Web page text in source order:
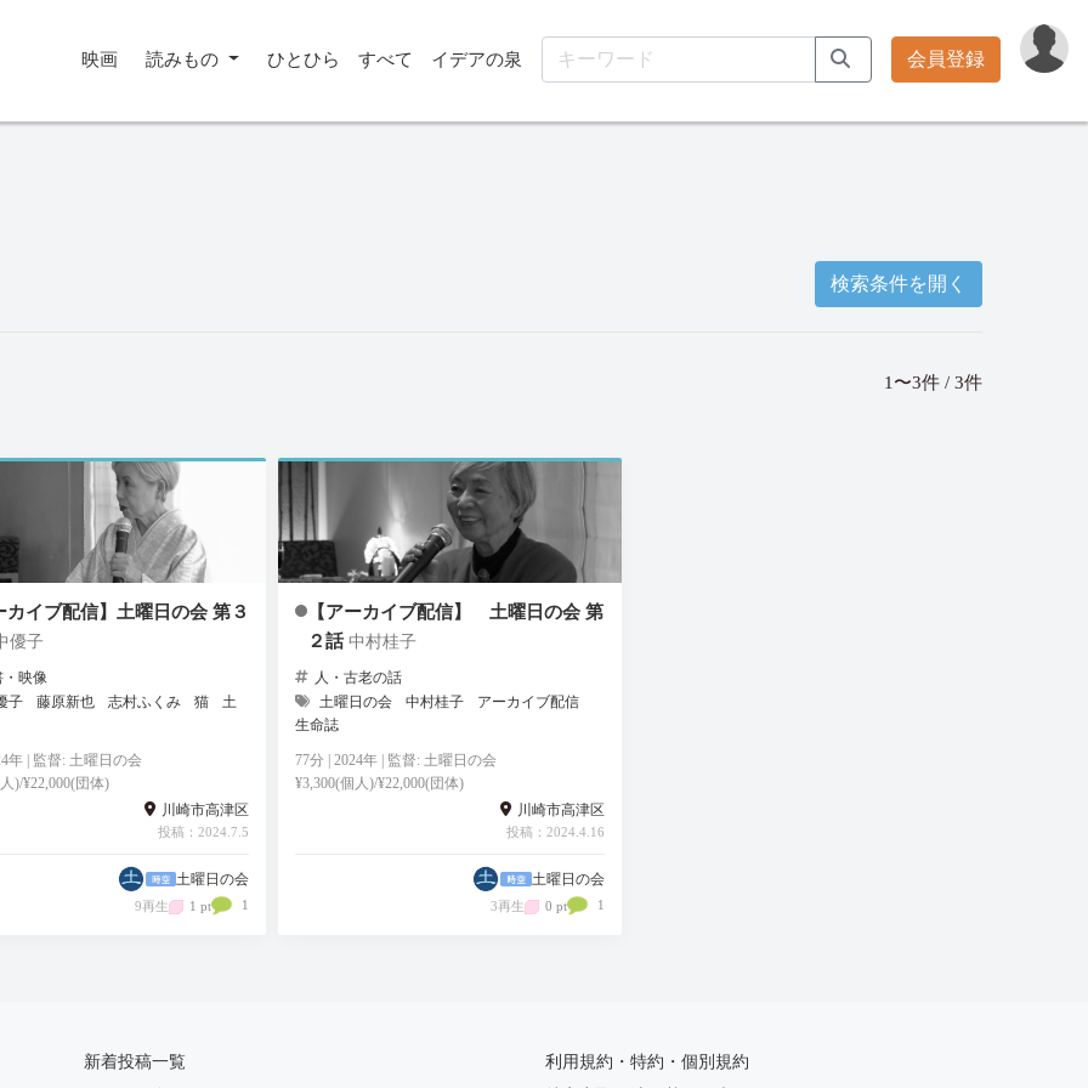
映画 読みもの ひとひら すべて イデアの泉 会員登録
検索条件を開く
1〜3件 / 3件
カイブ配信】土曜日の会 第３
優子
映像
子
藤原新也 志村ふくみ 猫 土
年 | 監督: 土曜日の会
)/¥22,000(団体)
川崎市高津区
投稿：2024.7.5
土曜日の会
9再生 1 pt 1
【アーカイブ配信】 土曜日の会 第
２話 中村桂子
人・古老の話
土曜日の会
中村桂子
アーカイブ配信
生命誌
77分 | 2024年 | 監督: 土曜日の会
¥3,300(個人)/¥22,000(団体)
川崎市高津区
投稿：2024.4.16
土曜日の会
3再生 0 pt 1
新着投稿一覧
利用規約・特約・個別規約